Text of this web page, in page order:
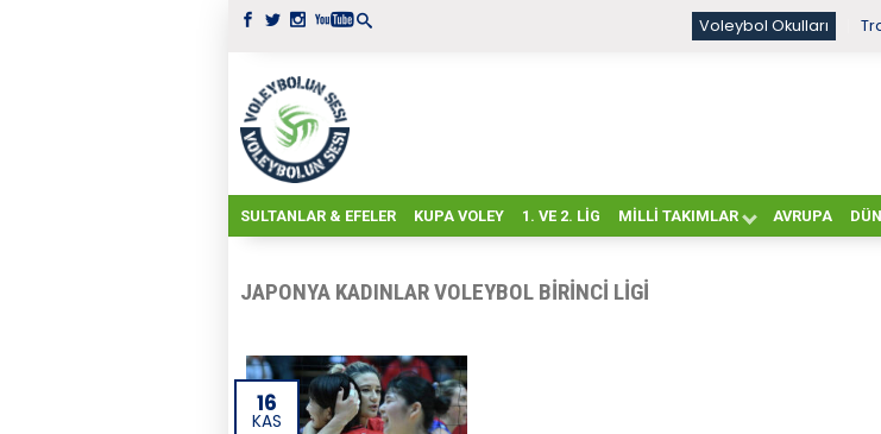
Voleybol Okulları
SULTANLAR & EFELER KUPA VOLEY 1. VE 2. LIG MILLI TAKIMLAR AVRUPA
JAPONYA KADINLAR VOLEYBOL BIRINCI LIGI
16
KAS